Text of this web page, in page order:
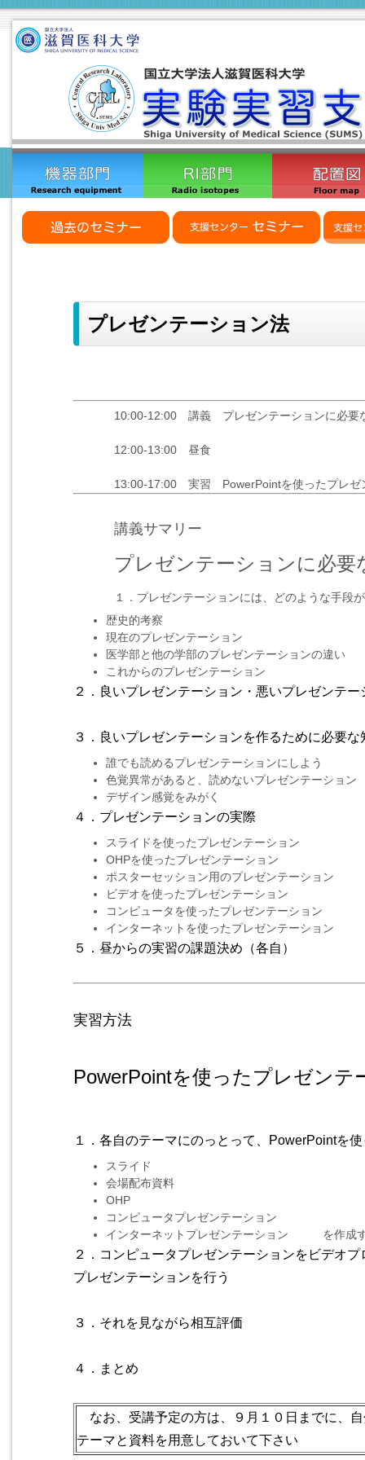
プレゼンテーション法
10:00-12:00 講義 プレゼンテーションに必要
12:00-13:00 昼食
13:00-17:00 実習 PowerPointを使ったプレゼ
講義サマリー
プレゼンテーションに必要
１．プレゼンテーションには、どのような手段
歴史的考察
現在のプレゼンテーション
医学部と他の学部のプレゼンテーションの違い
これからのプレゼンテーション
２．良いプレゼンテーション・悪いプレゼンテー
３．良いプレゼンテーションを作るために必要な
誰でも読めるプレゼンテーションにしよう
色覚異常があると、読めないプレゼンテーション
デザイン感覚をみがく
４．プレゼンテーションの実際
スライドを使ったプレゼンテーション
OHPを使ったプレゼンテーション
ポスターセッション用のプレゼンテーション
ビデオを使ったプレゼンテーション
コンピュータを使ったプレゼンテーション
インターネットを使ったプレゼンテーション
５．昼からの実習の課題決め（各自）
実習方法
PowerPointを使ったプレゼンテ
１．各自のテーマにのっとって、PowerPointを
スライド
会場配布資料
OHP
コンピュータプレゼンテーション
インターネットプレゼンテーション を作成
２．コンピュータプレゼンテーションをビデオ
プレゼンテーションを行う
３．それを見ながら相互評価
４．まとめ
なお、受講予定の方は、９月１０日までに、
テーマと資料を用意しておいて下さい